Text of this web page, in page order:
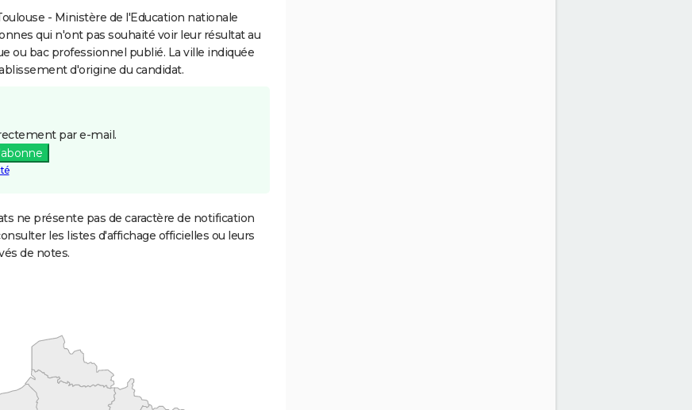
- Ministère de l'Education nationale
qui n'ont pas souhaité voir leur résultat au
ou bac professionnel publié. La ville indiquée
d'origine du candidat.
par e-mail.
ne présente pas de caractère de notification
les listes d'affichage officielles ou leurs
de notes.